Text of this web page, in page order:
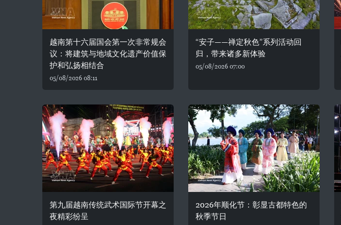
越南第十六届国会第一次非常规会
议：将建筑与地域文化遗产价值保
护和弘扬相结合
05/08/2026 08:11
“安子——禅定秋色”系列活动回
归，带来诸多新体验
05/08/2026 07:00
第九届越南传统武术国际节开幕之
夜精彩纷呈
2026年顺化节：彰显古都特色的
秋季节日